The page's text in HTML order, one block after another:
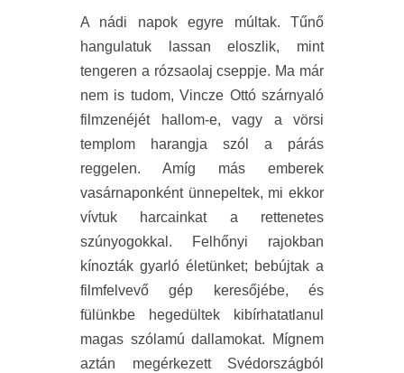
A nádi napok egyre múltak. Tűnő
hangulatuk lassan eloszlik, mint
tengeren a rózsaolaj cseppje. Ma már
nem is tudom, Vincze Ottó szárnyaló
filmzenéjét hallom-e, vagy a vörsi
templom harangja szól a párás
reggelen. Amíg más emberek
vasárnaponként ünnepeltek, mi ekkor
vívtuk harcainkat a rettenetes
szúnyogokkal. Felhőnyi rajokban
kínozták gyarló életünket; bebújtak a
filmfelvevő gép keresőjébe, és
fülünkbe hegedültek kibírhatatlanul
magas szólamú dallamokat. Mígnem
aztán megérkezett Svédországból